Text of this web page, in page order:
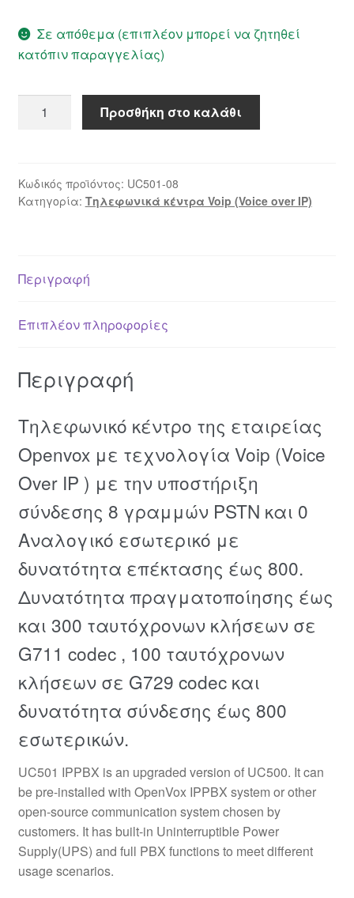
Σε απόθεμα (επιπλέον μπορεί να ζητηθεί
κατόπιν παραγγελίας)
PSTN)
ποσότητα
Προσθήκη στο καλάθι
Κωδικός προϊόντος: UC501-08
Κατηγορία: Τηλεφωνικά κέντρα Voip (Voice over IP)
Περιγραφή
Επιπλέον πληροφορίες
Περιγραφή
Τηλεφωνικό κέντρο της εταιρείας
Openvox με τεχνολογία Voip (Voice
Over IP ) με την υποστήριξη
σύνδεσης 8 γραμμών PSTN και 0
Αναλογικό εσωτερικό με
δυνατότητα επέκτασης έως 800.
Δυνατότητα πραγματοποίησης έως
και 300 ταυτόχρονων κλήσεων σε
G711 codec , 100 ταυτόχρονων
κλήσεων σε G729 codec και
δυνατότητα σύνδεσης έως 800
εσωτερικών.
UC501 IPPBX is an upgraded version of UC500. It can
be pre-installed with OpenVox IPPBX system or other
open-source communication system chosen by
customers. It has built-in Uninterruptible Power
Supply(UPS) and full PBX functions to meet different
usage scenarios.